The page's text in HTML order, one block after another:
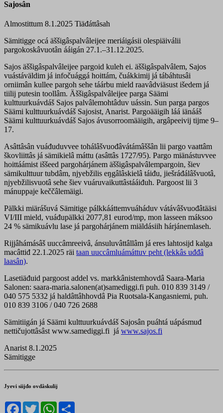
Sajosân
Almostittum 8.1.2025 Tiäđáttâsah
Sämitigge ocá äššigâspalvâleijee meriáigásii olespiäiválii
pargokoskâvuotân ááigán 27.1.–31.12.2025.
Sajos äššigâspalvâleijee pargoid kuleh ei. äššigâspalvâlem, Sajos
vuástáväldim já infočuággá hoittám, čuákkimij já tábáhtusâi
orniimân kullee pargoh sehe táárbu mield raavâdviäsust išedem já
tiilij putesin toollâm. Äššigâspalvâleijee parga Säämi
kulttuurkuávdáš Sajos palvâlemohtâduv uássin. Sun parga pargos
Säämi kulttuurkuávdáš Sajosist, Anarist. Pargoääigih láá iänááš
Säämi kulttuurkuávdáš Sajos ávusorroomääigih, argâpeeivij tijme 9–
17.
Asâttâsân vuáđuduvvee tohálâšvuođâvátámâššân lii pargo vaattâm
škovliittâs já sämikielâ máttu (asâttâs 1727/95). Pargo miänástuvvee
hoittáámist iššeed pargohárjánem äššigâspalvâlempargoin, šiev
sämikulttuur tubdâm, njyebžilis eŋgâlâskielâ táiđu, jiešráđálâšvuotâ,
njyebžilisvuotâ sehe šiev vuáruvaikuttâstááiđuh. Pargoost lii 3
mánuppaje keččâlemäigi.
Pälkki miärášuvá Sämitige pálkkááttemvuáháduv vátávâšvuođâtääsi
VI/III mield, vuáđupälkki 2077,81 eurod/mp, mon lasseen máksoo
24 % sämikuávlu lase já pargohárjánem miäldásiih hárjánemlaseh.
Rijjâhámásâš uuccâmreeivâ, ánsuluvâttâllâm já eres lahtosijd kalga
macâttiđ 22.1.2025 räi taan uuccâmluámáttuv peht (lekkâs uđđâ
laasân).
Lasetiäđuid pargoost addel vs. markkânistemhovdâ Saara-Maria
Salonen: saara-maria.salonen(at)samediggi.fi puh. 010 839 3149 /
040 575 5332 já haldâttâhhovdâ Pia Ruotsala-Kangasniemi, puh.
010 839 3106 / 040 726 2688
Sämitiigán já Säämi kulttuurkuávdáš Sajosân puáhtá uápásmuđ
nettičujottâsâst www.samediggi.fi já www.sajos.fi
Anarist 8.1.2025
Sämitigge
Jyevi siijđo ovdâskulij
Facebook
TwitterWhatsApp